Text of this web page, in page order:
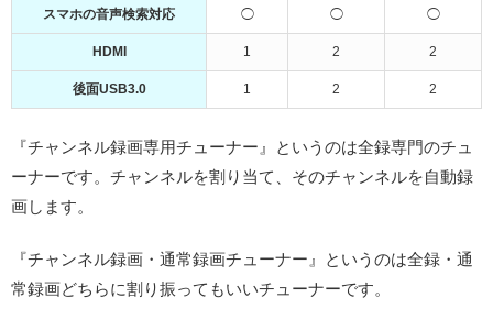
スマホの音声検索対応 ◯ ◯ ◯
HDMI 1 2 2
後面USB3.0 1 2 2
『チャンネル録画専用チューナー』というのは全録専門のチュ
ーナーです。チャンネルを割り当て、そのチャンネルを自動録
画します。
『チャンネル録画・通常録画チューナー』というのは全録・通
常録画どちらに割り振ってもいいチューナーです。